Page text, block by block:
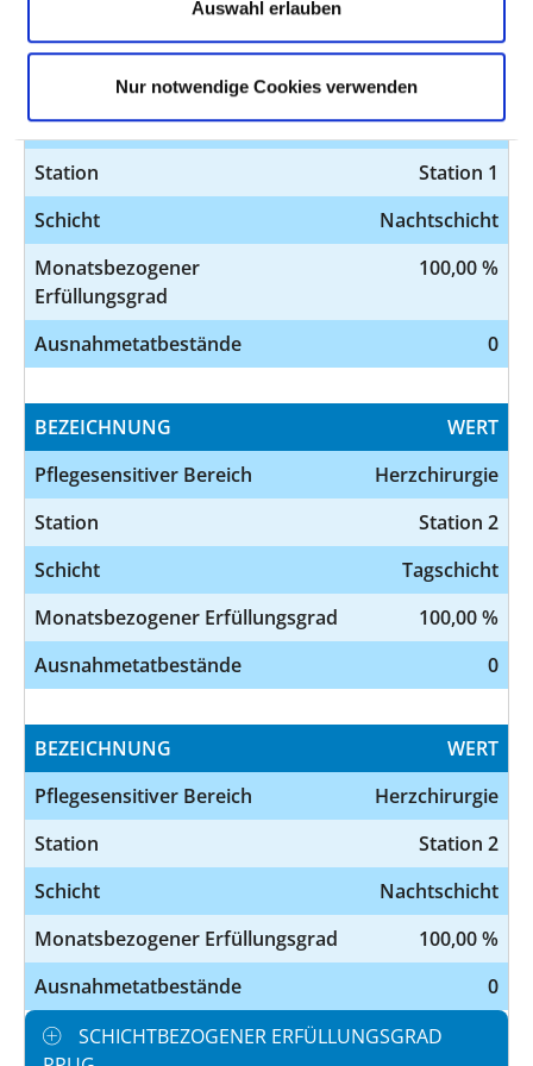
Auswahl erlauben
Nur notwendige Cookies verwenden
BEZEICHNUNG
WERT
Pflegesensitiver Bereich
Innere Medizin,
Kardiologie
Station
Station 1
Schicht
Nachtschicht
Monatsbezogener
Erfüllungsgrad
100,00 %
Ausnahmetatbestände 0
BEZEICHNUNG
WERT
Pflegesensitiver Bereich
Herzchirurgie
Station
Station 2
Schicht
Tagschicht
Monatsbezogener Erfüllungsgrad
100,00 %
Ausnahmetatbestände
0
BEZEICHNUNG
WERT
Pflegesensitiver Bereich
Herzchirurgie
Station
Station 2
Schicht
Nachtschicht
Monatsbezogener Erfüllungsgrad
100,00 %
Ausnahmetatbestände
0
SCHICHTBEZOGENER ERFÜLLUNGSGRAD